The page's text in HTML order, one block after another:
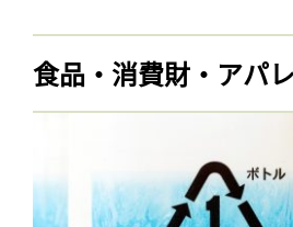
食品・消費財・アパ